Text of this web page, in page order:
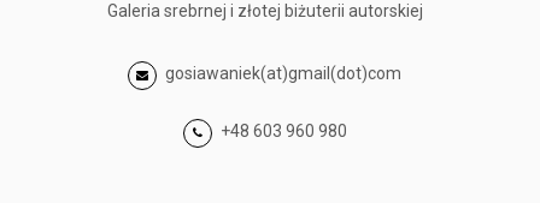
Galeria srebrnej i złotej biżuterii autorskiej
gosiawaniek(at)gmail(dot)com
+48 603 960 980